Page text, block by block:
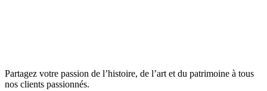
Partagez votre passion de l’histoire, de l’art et du patrimoine à tous
nos clients passionnés.